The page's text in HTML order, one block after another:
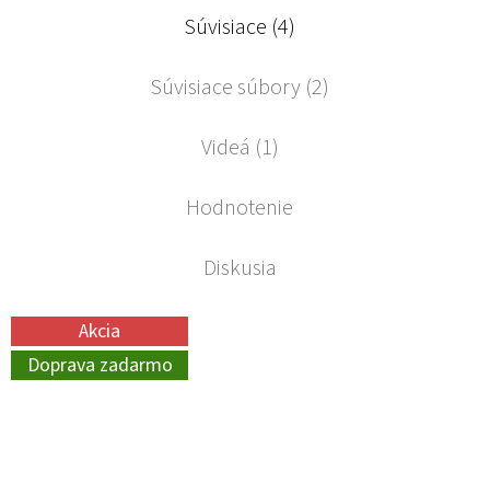
Súvisiace (4)
Súvisiace súbory (2)
Videá (1)
Hodnotenie
Diskusia
Akcia
Doprava zadarmo